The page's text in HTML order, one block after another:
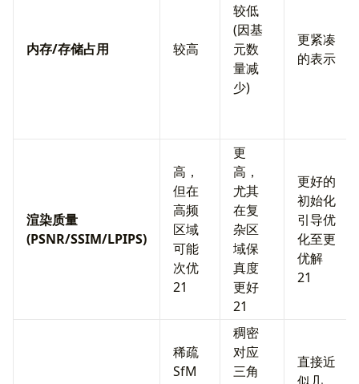
内存/存储占用 较高
较低
(因基
元数
量减
少)
更紧凑
的表示
渲染质量
(PSNR/SSIM/LPIPS)
高，
但在
高频
区域
可能
次优
21
更
高，
尤其
在复
杂区
域保
真度
更好
21
更好的
初始化
引导优
化至更
优解
21
稀疏
SfM
稠密
对应
三角
直接近